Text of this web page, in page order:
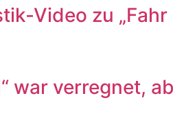
Video zu
war verregnet,